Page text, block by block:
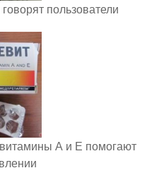
пользователи
А и Е помогают